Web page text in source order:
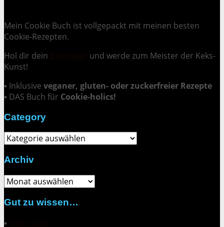
Mein Cookie Buch ist vollgepackt mit meinen besten
Cookie-Rezepten.
Hol dir dein
und werde zum Meister der Keks-
Kunst!
▪ Inklusive veganer, gluten- oder zuckerfreier Rezepte
▪ DAS Buch für Cookie-holics!
Category
Category
Archiv
Archiv
Gut zu wissen…
▪